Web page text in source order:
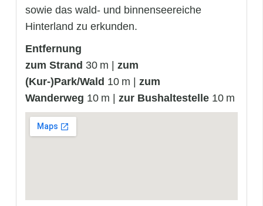
sowie das wald- und binnenseereiche
Hinterland zu erkunden.
Entfernung
zum Strand 30 m | zum
(Kur-)Park/Wald 10 m | zum
Wanderweg 10 m | zur Bushaltestelle 10 m